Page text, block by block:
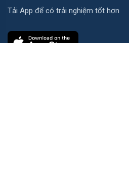
Tải App để có trải nghiệm tốt hơn